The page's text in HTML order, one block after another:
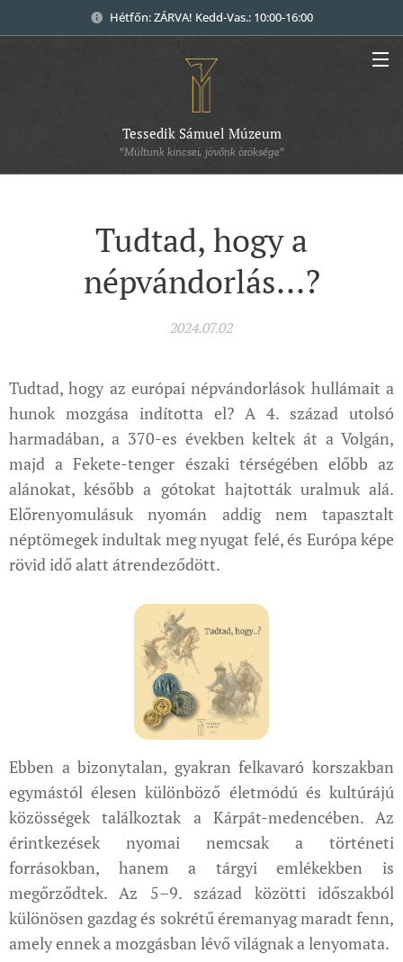
Hétfőn: ZÁRVA! Kedd-Vas.: 10:00-16:00
Tessedik Sámuel Múzeum
"Múltunk kincsei, jövőnk öröksége"
Tudtad, hogy a
népvándorlás...?
2024.07.02
Tudtad, hogy az európai népvándorlások hullámait a
hunok mozgása indította el? A 4. század utolsó
harmadában, a 370-es években keltek át a Volgán,
majd a Fekete-tenger északi térségében előbb az
alánokat, később a gótokat hajtották uralmuk alá.
Előrenyomulásuk nyomán addig nem tapasztalt
néptömegek indultak meg nyugat felé, és Európa képe
rövid idő alatt átrendeződött.
Ebben a bizonytalan, gyakran felkavaró korszakban
egymástól élesen különböző életmódú és kultúrájú
közösségek találkoztak a Kárpát-medencében. Az
érintkezések nyomai nemcsak a történeti
forrásokban, hanem a tárgyi emlékekben is
megőrződtek. Az 5–9. század közötti időszakból
különösen gazdag és sokrétű éremanyag maradt fenn,
amely ennek a mozgásban lévő világnak a lenyomata.